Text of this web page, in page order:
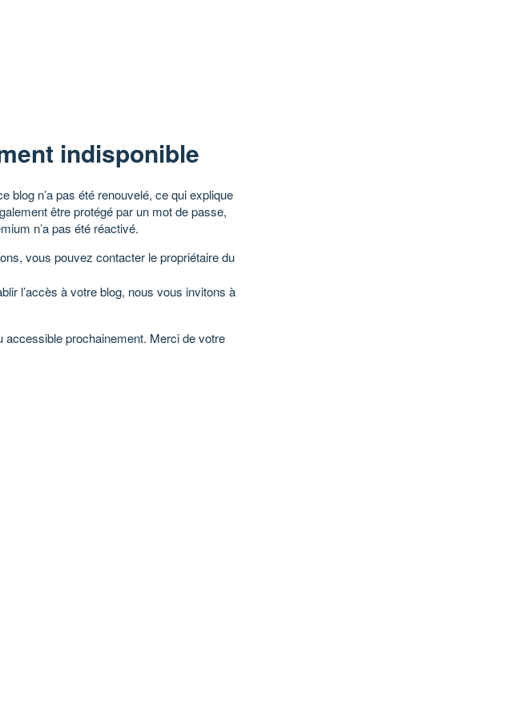
indisponible
blog n’a pas été renouvelé, ce qui explique
être protégé par un mot de passe,
n’a pas été réactivé.
vous pouvez contacter le propriétaire du
l’accès à votre blog, nous vous invitons à
accessible prochainement. Merci de votre